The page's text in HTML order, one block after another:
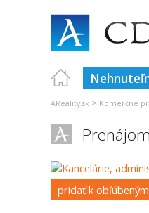
AReality.sk > Komerčné
pridať k obľúbeným